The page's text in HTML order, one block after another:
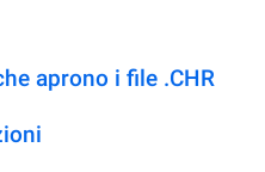
aprono i file .CHR